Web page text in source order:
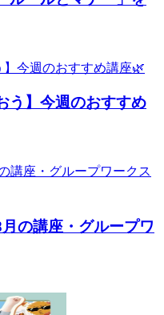
う】今週のおすすめ
の講座・グループワ